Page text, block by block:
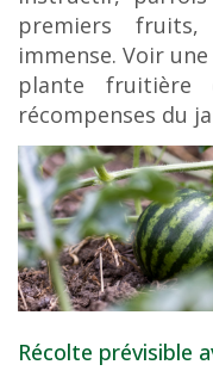
premiers
immense. Voir
plante fruitière
récompenses du
Récolte prévisible